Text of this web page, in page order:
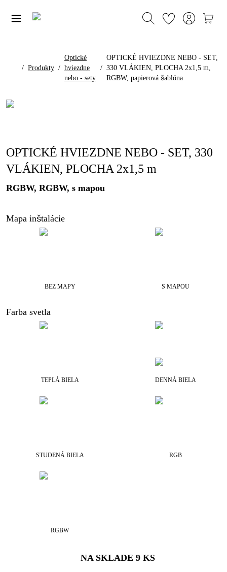
/ Produkty /
Optické
hviezdne
nebo - sety
/
OPTICKÉ HVIEZDNE NEBO - SET,
330 VLÁKIEN, PLOCHA 2x1,5 m,
RGBW, papierová šablóna
OPTICKÉ HVIEZDNE NEBO - SET, 330
VLÁKIEN, PLOCHA 2x1,5 m
RGBW, RGBW, s mapou
Mapa inštalácie
BEZ MAPY S MAPOU
Farba svetla
TEPLÁ BIELA DENNÁ BIELA
STUDENÁ BIELA RGB
RGBW
NA SKLADE 9 KS